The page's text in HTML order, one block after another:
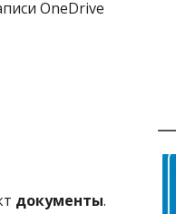
OneDrive
документы.